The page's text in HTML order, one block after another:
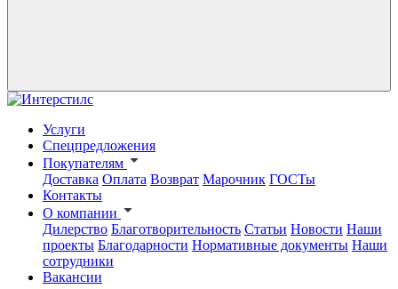
Услуги
Спецпредложения
Покупателям
Доставка Оплата Возврат Марочник ГОСТы
Контакты
О компании
Дилерство Благотворительность Статьи Новости Наши
проекты Благодарности Нормативные документы Наши
сотрудники
Вакансии